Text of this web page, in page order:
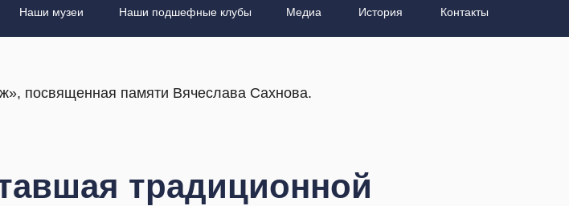
Контакты
История
Медиа
Наши подшефные клубы
Наши музеи
посвященная памяти Вячеслава Сахнова.
традиционной